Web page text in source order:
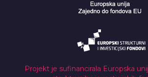
Projekt je sufinancirala Europska